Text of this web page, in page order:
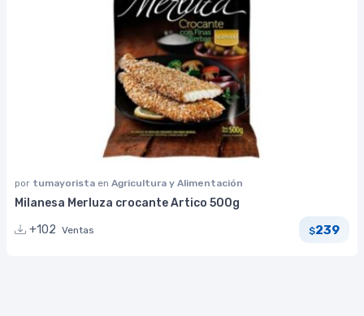
por tumayorista en Agricultura y Alimentación
Milanesa Merluza crocante Artico 500g
+102 Ventas $239